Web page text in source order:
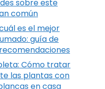
sobre este
común
es el mejor
guía de
Cómo tratar
las plantas con
en casa